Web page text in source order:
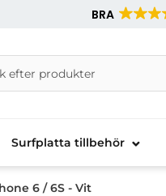
BRA
Danira Telecom AB
Surfplatta tillbehör
6 / 6S - Vit